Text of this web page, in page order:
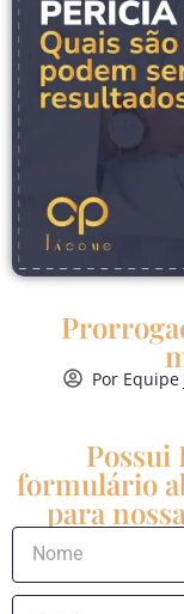
PorEquipe
Possui
formulário
para